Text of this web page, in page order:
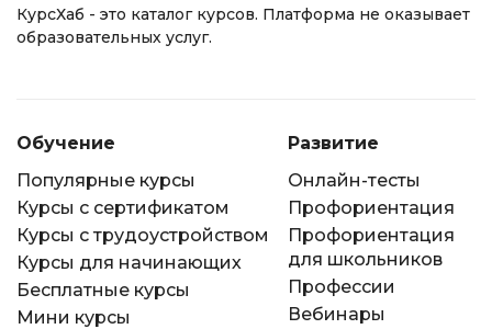
КурсХаб - это каталог курсов. Платформа не оказывает
образовательных услуг.
Обучение
Популярные курсы
Курсы с сертификатом
Курсы с трудоустройством
Курсы для начинающих
Бесплатные курсы
Мини курсы
Развитие
Онлайн-тесты
Профориентация
Профориентация
для школьников
Профессии
Вебинары